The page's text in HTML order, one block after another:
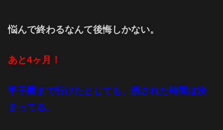
悩んで終わるなんて後悔しかない。
あと4ヶ月！
甲子園まで行けたとしても、残された時間は決
まってる。